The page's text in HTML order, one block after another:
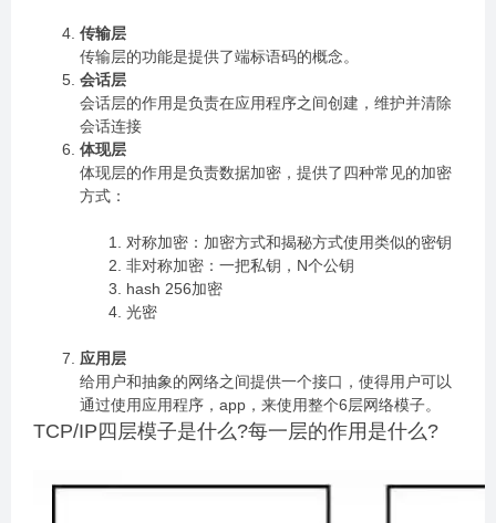
传输层
传输层的功能是提供了端标语码的概念。
会话层
会话层的作用是负责在应用程序之间创建，维护并清除
会话连接
体现层
体现层的作用是负责数据加密，提供了四种常见的加密
方式：
对称加密：加密方式和揭秘方式使用类似的密钥
非对称加密：一把私钥，N个公钥
hash 256加密
光密
应用层
给用户和抽象的网络之间提供一个接口，使得用户可以
通过使用应用程序，app，来使用整个6层网络模子。
TCP/IP四层模子是什么?每一层的作用是什么?